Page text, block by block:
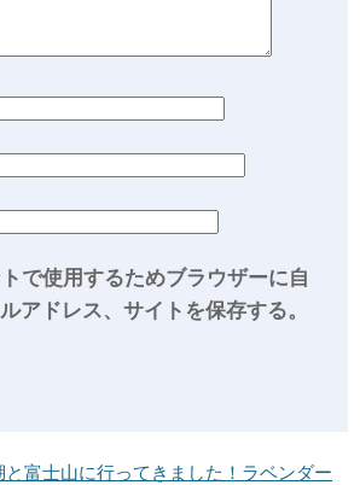
で使用するためブラウザーに自
アドレス、サイトを保存する。
と富士山に行ってきました！ラベンダー